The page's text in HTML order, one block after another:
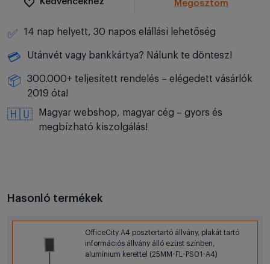
Megosztom
✅ 14 nap helyett, 30 napos elállási lehetőség
💳 Utánvét vagy bankkártya? Nálunk te döntesz!
📦
300.000+ teljesített rendelés – elégedett vásárlók
2019 óta!
🇭🇺
Magyar webshop, magyar cég – gyors és
megbízható kiszolgálás!
Hasonló termékek
OfficeCity A4 posztertartó állvány, plakát tartó
információs állvány álló ezüst színben,
alumínium kerettel (25MM-FL-PS01-A4)